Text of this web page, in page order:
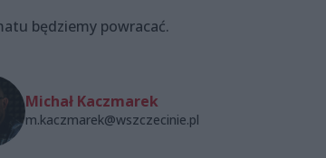
będziemy powracać.
Michał Kaczmarek
m.kaczmarek@wszczecinie.pl